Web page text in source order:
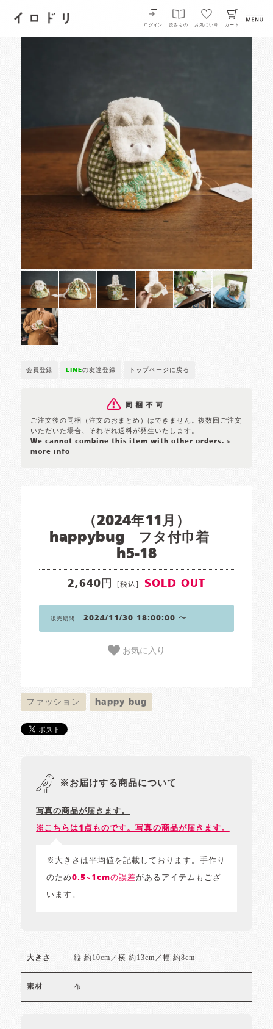
イロドリ
ログイン 読みもの お気にいり カート
会員登録 LINEの友達登録 トップページに戻る
ご注文後の同梱（注文のおまとめ）はできません。複数回ご注文
いただいた場合、それぞれ送料が発生いたします。
We cannot combine this item with other orders. >
more info
（2024年11月）
happybug フタ付巾着
h5-18
2,640円 [税込] SOLD OUT
販売期間 2024/11/30 18:00:00 〜
お気に入り
ファッション happy bug
※お届けする商品について
写真の商品が届きます。
※こちらは1点ものです。写真の商品が届きます。
※大きさは平均値を記載しております。手作り
のため0.5~1cmの誤差があるアイテムもござ
います。
大きさ 縦 約10cm／横 約13cm／幅 約8cm
素材 布